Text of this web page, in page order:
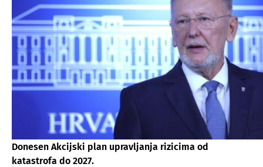
Donesen Akcijski plan upravljanja rizicima od
katastrofa do 2027.